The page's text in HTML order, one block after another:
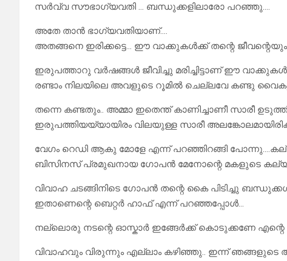
സർവ്വ സൗഭാഗ്യവതി … ബന്ധുക്കളിലാരോ പറഞ്ഞു….
അതേ താൻ ഭാഗ്യവതിയാണ്….
അതങ്ങനെ ഇരിക്കട്ടെ… ഈ വാക്കുകൾക്ക് തന്റെ
ഇരുപത്താറു വർഷങ്ങൾ ജീവിച്ചു മരിച്ചിട്ടാണ് ഈ
രണ്ടാം നിലയിലെ അവളുടെ റൂമിൽ ചെല്ലവേ കണ്ടു
തന്നെ കണ്ടതും.. അമ്മാ ഇതെന്ത് കാണിച്ചാണീ സാരീ
ഇരുപത്തിയയ്യായിരം വിലയുള്ള സാരീ
വേഗം റെഡി ആകു മോളേ എന്ന് പറഞ്ഞിറങ്ങി
ബിസിനസ് പ്രമുഖനായ ഗോപൻ മേനോന്റെ മകളുടെ
വിവാഹ ചടങ്ങിനിടെ ഗോപൻ തന്റെ കൈ പിടിച്ചു
ഇതാണെന്റെ ബെറ്റർ ഹാഫ് എന്ന് പറഞ്ഞപ്പോൾ…
നല്ലൊരു നടന്റെ ഓസ്കാർ ഇങ്ങേർക്ക് കൊടുക്കണേ
വിവാഹവും വിരുന്നും എല്ലാം കഴിഞ്ഞു.. ഇന്ന് ഞങ്ങളുടെ